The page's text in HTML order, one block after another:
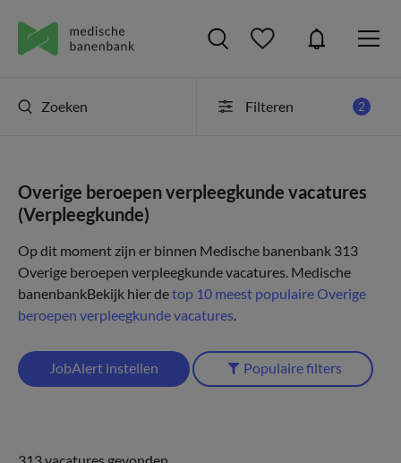
Zoeken Filteren 2
Overige beroepen verpleegkunde vacatures
(Verpleegkunde)
Op dit moment zijn er binnen Medische banenbank 313
Overige beroepen verpleegkunde vacatures. Medische
banenbankBekijk hier detop 10 meest populaire Overige
beroepen verpleegkunde vacatures.
JobAlert instellen Populaire filters